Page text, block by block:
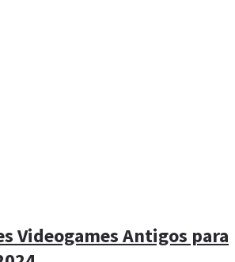
Videogames Antigos para